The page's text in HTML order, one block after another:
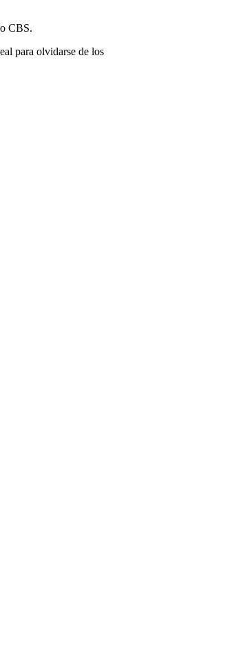
CBS.
para olvidarse de los